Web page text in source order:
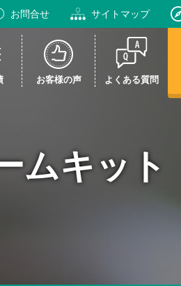
お問合せ サイトマップ
お客様の声 よくある質問
キット